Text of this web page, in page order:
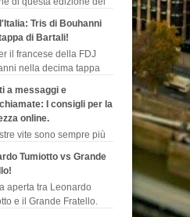
corsa rosa, 249 ...
Tris di Bouhanni
di Bartali!
il francese della FDJ
nella decima tappa
Bartali, sempre più l...
a messaggi e
I consigli per la
online.
vite sono sempre più
di sorveglianza e
Uniti rivelate ...
Tumiotto vs Grande
aperta tra Leonardo
e il Grande Fratello.